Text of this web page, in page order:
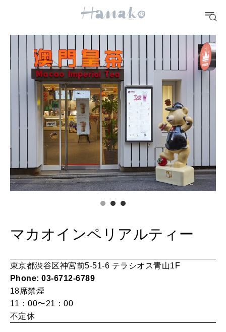
10 CATEGORIES
FOOD
おいしい
TRAVEL
どこ行く？
FORTUNE
明日のわたし
[12星座別] Weekly Holoscope
[12星座別] Monthly Love Holoscope
女神まり愛のタロットメッセージ
HEALTH
自分にやさしく
知る、考える
マカオインペリアルティー
東京都渋谷区神宮前5-51-6 テラシオス青山1F
Phone: 03-6712-6789
18席禁煙
11：00〜21：00
不定休